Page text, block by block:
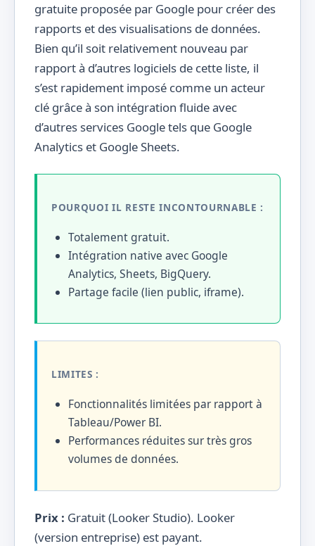
gratuite proposée par Google pour créer des
rapports et des visualisations de données.
Bien qu’il soit relativement nouveau par
rapport à d’autres logiciels de cette liste, il
s’est rapidement imposé comme un acteur
clé grâce à son intégration fluide avec
d’autres services Google tels que Google
Analytics et Google Sheets.
POURQUOI IL RESTE INCONTOURNABLE :
Totalement gratuit.
Intégration native avec Google
Analytics, Sheets, BigQuery.
Partage facile (lien public, iframe).
LIMITES :
Fonctionnalités limitées par rapport à
Tableau/Power BI.
Performances réduites sur très gros
volumes de données.
Prix : Gratuit (Looker Studio). Looker
(version entreprise) est payant.